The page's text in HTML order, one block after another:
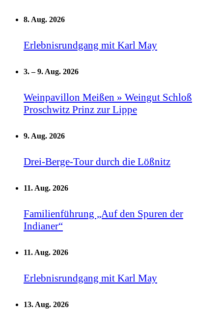
8. Aug. 2026
Erlebnisrundgang mit Karl May
3.–9. Aug. 2026
Weinpavillon Meißen » Weingut Schloß
Proschwitz Prinz zur Lippe
9. Aug. 2026
Drei-Berge-Tour durch die Lößnitz
11. Aug. 2026
Familienführung „Auf den Spuren der
Indianer“
11. Aug. 2026
Erlebnisrundgang mit Karl May
13. Aug. 2026